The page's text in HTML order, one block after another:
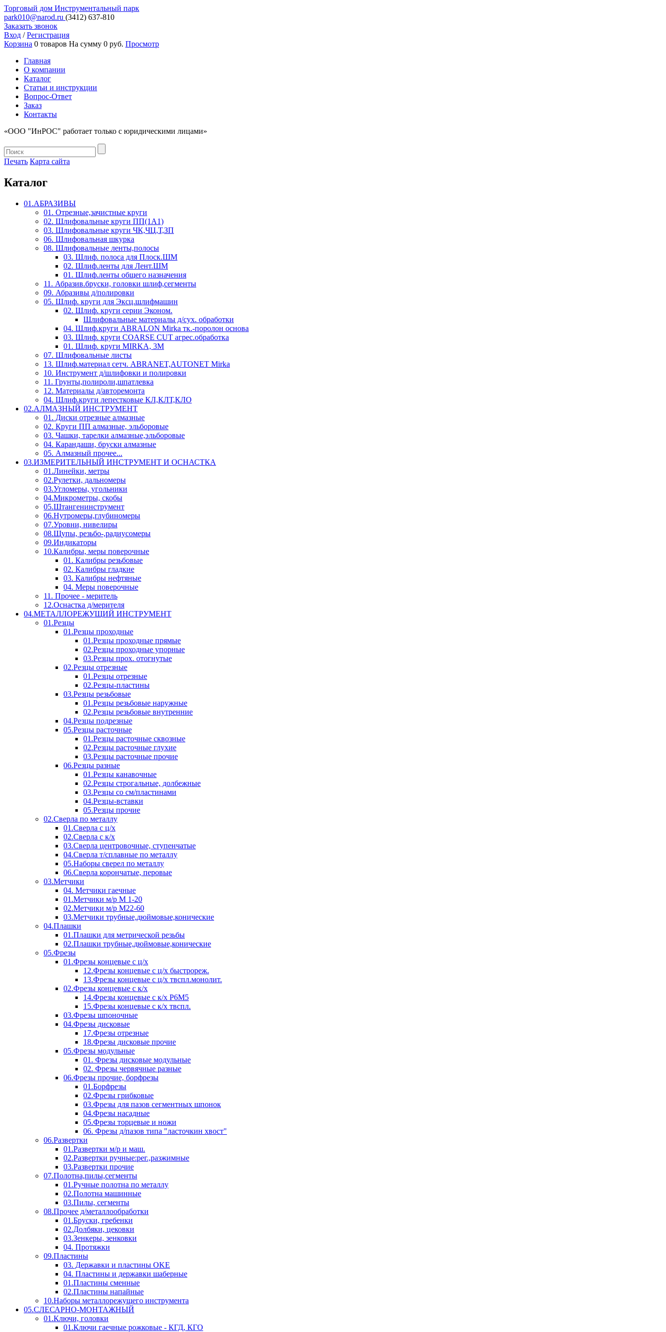
Торговый дом Инструментальный парк
park010@narod.ru (3412) 637-810
Заказать звонок
Вход /Регистрация
Корзина 0 товаров На сумму 0 руб. Просмотр
Главная
О компании
Каталог
Статьи и инструкции
Вопрос-Ответ
Заказ
Контакты
«ООО "ИнРОС" работает только с юридическими лицами»
Печать Карта сайта
Каталог
01.АБРАЗИВЫ
01. Отрезные,зачистные круги
02. Шлифовальные круги ПП(1А1)
03. Шлифовальные круги ЧК,ЧЦ,Т,ЗП
06. Шлифовальная шкурка
08. Шлифовальные ленты,полосы
03. Шлиф. полоса для Плоск.ШМ
02. Шлиф.ленты для Лент.ШМ
01. Шлиф.ленты общего назначения
11. Абразив.бруски, головки шлиф,сегменты
09. Абразивы д/полировки
05. Шлиф. круги для Эксц.шлифмашин
02. Шлиф. круги серии Эконом.
Шлифовальные материалы д/сух. обработки
04. Шлиф.круги ABRALON Mirka тк.-поролон основа
03. Шлиф. круги COARSE CUT агрес.обработка
01. Шлиф. круги MIRKA, 3M
07. Шлифовальные листы
13. Шлиф.материал сетч. ABRANET,AUTONET Mirka
10. Инструмент д/шлифовки и полировки
11. Грунты,полироли,шпатлевка
12. Материалы д/авторемонта
04. Шлиф.круги лепестковые КЛ,КЛТ,КЛО
02.АЛМАЗНЫЙ ИНСТРУМЕНТ
01. Диски отрезные алмазные
02. Круги ПП алмазные, эльборовые
03. Чашки, тарелки алмазные,эльборовые
04. Карандаши, бруски алмазные
05. Алмазный прочее...
03.ИЗМЕРИТЕЛЬНЫЙ ИНСТРУМЕНТ И ОСНАСТКА
01.Линейки, метры
02.Рулетки, дальномеры
03.Угломеры, угольники
04.Микрометры, скобы
05.Штангенинструмент
06.Нутромеры,глубиномеры
07.Уровни, нивелиры
08.Щупы, резьбо-,радиусомеры
09.Индикаторы
10.Калибры, меры поверочные
01. Калибры резьбовые
02. Калибры гладкие
03. Калибры нефтяные
04. Меры поверочные
11. Прочее - меритель
12.Оснастка д/мерителя
04.МЕТАЛЛОРЕЖУЩИЙ ИНСТРУМЕНТ
01.Резцы
01.Резцы проходные
01.Резцы проходные прямые
02.Резцы проходные упорные
03.Резцы прох. отогнутые
02.Резцы отрезные
01.Резцы отрезные
02.Резцы-пластины
03.Резцы резьбовые
01.Резцы резьбовые наружные
02.Резцы резьбовые внутренние
04.Резцы подрезные
05.Резцы расточные
01.Резцы расточные сквозные
02.Резцы расточные глухие
03.Резцы расточные прочие
06.Резцы разные
01.Резцы канавочные
02.Резцы строгальные, долбежные
03.Резцы со см/пластинами
04.Резцы-вставки
05.Резцы прочие
02.Сверла по металлу
01.Сверла с ц/х
02.Сверла с к/х
03.Сверла центровочные, ступенчатые
04.Сверла т/сплавные по металлу
05.Наборы сверел по металлу
06.Сверла корончатые, перовые
03.Метчики
04. Метчики гаечные
01.Метчики м/р М 1-20
02.Метчики м/р М22-60
03.Метчики трубные,дюймовые,конические
04.Плашки
01.Плашки для метрической резьбы
02.Плашки трубные,дюймовые,конические
05.Фрезы
01.Фрезы концевые с ц/х
12.Фрезы концевые с ц/х быстрореж.
13.Фрезы концевые с ц/х твспл.монолит.
02.Фрезы концевые с к/х
14.Фрезы концевые с к/х Р6М5
15.Фрезы концевые с к/х твспл.
03.Фрезы шпоночные
04.Фрезы дисковые
17.Фрезы отрезные
18.Фрезы дисковые прочие
05.Фрезы модульные
01. Фрезы дисковые модульные
02. Фрезы червячные разные
06.Фрезы прочие, борфрезы
01.Борфрезы
02.Фрезы грибковые
03.Фрезы для пазов сегментных шпонок
04.Фрезы насадные
05.Фрезы торцевые и ножи
06. Фрезы д/пазов типа "ласточкин хвост"
06.Развертки
01.Развертки м/р и маш.
02.Развертки ручные:рег.,разжимные
03.Развертки прочие
07.Полотна,пилы,сегменты
01.Ручные полотна по металлу
02.Полотна машинные
03.Пилы, сегменты
08.Прочее д/металлообработки
01.Бруски, гребенки
02.Долбяки, цековки
03.Зенкеры, зенковки
04. Протяжки
09.Пластины
03. Державки и пластины OKE
04. Пластины и державки шаберные
01.Пластины сменные
02.Пластины напайные
10.Наборы металлорежущего инструмента
05.СЛЕСАРНО-МОНТАЖНЫЙ
01.Ключи, головки
01.Ключи гаечные рожковые - КГД, КГО